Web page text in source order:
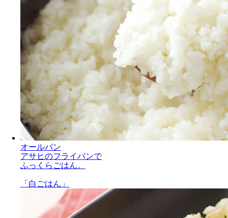
オールパン
アサヒのフライパンで
ふっくらごはん。
「白ごはん」